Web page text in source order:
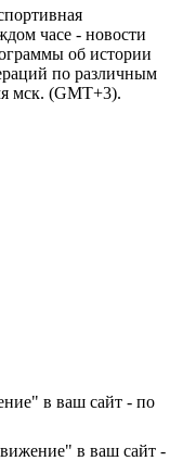
часе - новости
об истории
по различным
мск. (GMT+3).
в ваш сайт - по
в ваш сайт -